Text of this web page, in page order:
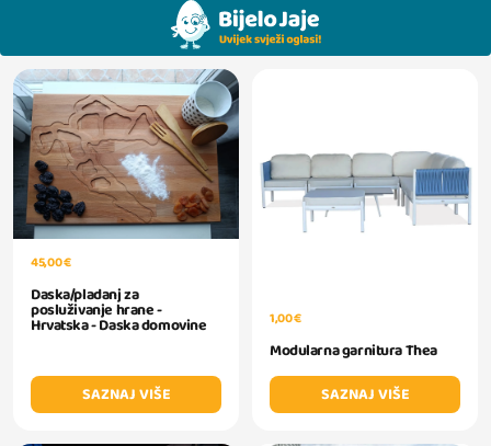
45,00 €
Daska/pladanj za
posluživanje hrane -
Hrvatska - Daska domovine
SAZNAJ VIŠE
1,00 €
Modularna garnitura Thea
SAZNAJ VIŠE